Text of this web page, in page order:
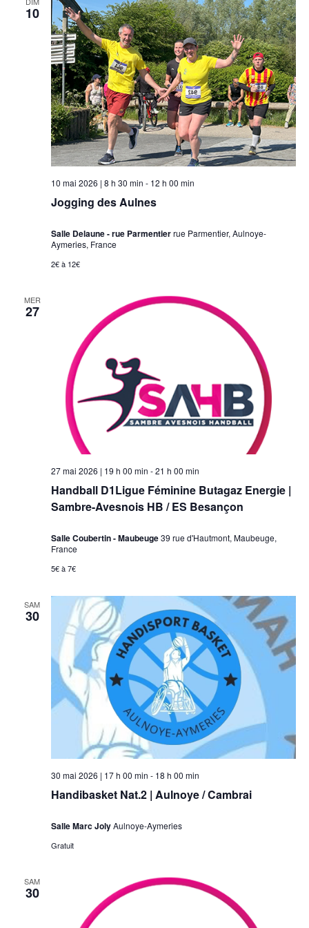
vues
10
Jogging des Aulnes
10 mai 2026 | 8 h 30 min - 12 h 00 min
Salle Delaune - rue Parmentierrue Parmentier, Aulnoye-
Aymeries, France
2€ à 12€
MER
27
Handball D1Ligue Féminine Butagaz Energie |
Sambre-Avesnois HB / ES Besançon
27 mai 2026 | 19 h 00 min -21 h 00 min
Salle Coubertin - Maubeuge39 rue d'Hautmont, Maubeuge,
France
5€ à 7€
SAM
30
Handibasket Nat.2 | Aulnoye / Cambrai
30 mai 2026 | 17 h 00 min - 18 h 00 min
Salle Marc JolyAulnoye-Aymeries
Gratuit
SAM
30